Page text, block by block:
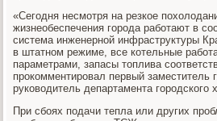
«Сегодня несмотря на резкое
жизнеобеспечения города работают в
система инженерной инфраструктуры
в штатном режиме, все котельные
параметрами, запасы топлива
прокомментировал первый заместитель
руководитель департамента городского
При сбоях подачи тепла или других